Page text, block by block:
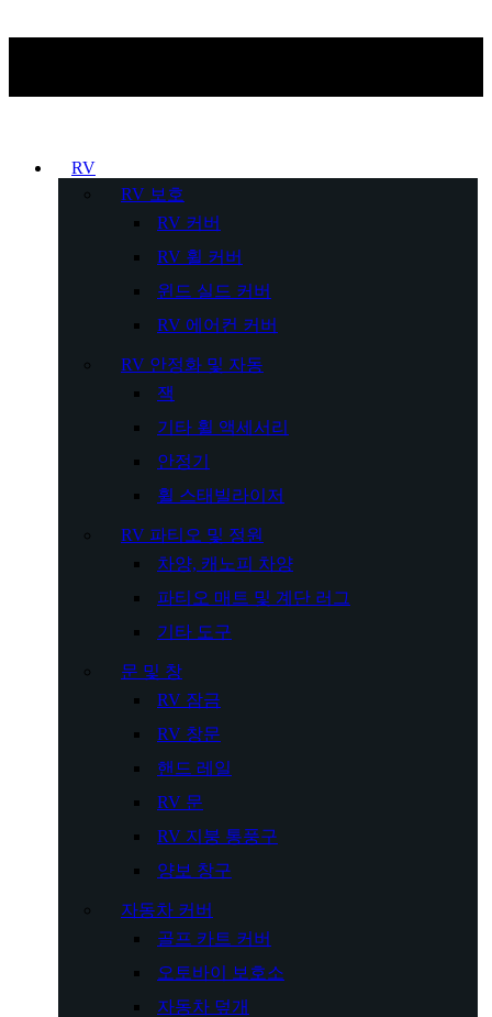
RV
RV 보호
RV 커버
RV 휠 커버
윈드 실드 커버
RV 에어컨 커버
RV 안정화 및 자동
잭
기타 휠 액세서리
안정기
휠 스태빌라이저
RV 파티오 및 정원
차양, 캐노피 차양
파티오 매트 및 계단 러그
기타 도구
문 및 창
RV 잠금
RV 창문
핸드 레일
RV 문
RV 지붕 통풍구
양보 창구
자동차 커버
골프 카트 커버
오토바이 보호소
자동차 덮개